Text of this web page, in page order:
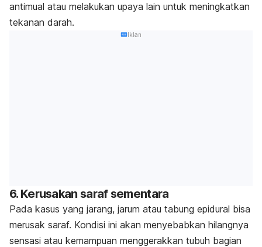
antimual atau melakukan upaya lain untuk meningkatkan
tekanan darah.
Iklan
6. Kerusakan saraf sementara
Pada kasus yang jarang, jarum atau tabung epidural bisa
merusak saraf. Kondisi ini akan menyebabkan hilangnya
sensasi atau kemampuan menggerakkan tubuh bagian